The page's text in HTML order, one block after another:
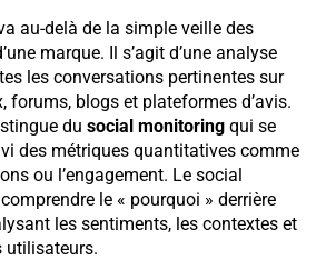
au-delà de la simple veille des
marque. Il s’agit d’une analyse
les conversations pertinentes sur
forums, blogs et plateformes d’avis.
du social monitoring qui se
des métriques quantitatives comme
ou l’engagement. Le social
le « pourquoi » derrière
les sentiments, les contextes et
utilisateurs.